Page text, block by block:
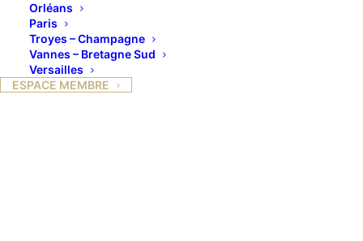
Orléans
Paris
Troyes – Champagne
Vannes – Bretagne Sud
Versailles
ESPACE MEMBRE